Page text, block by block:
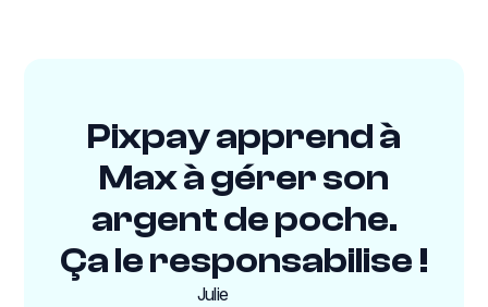
Pixpay apprend à
Max à gérer son
argent de poche.
Ça le responsabilise !
Julie